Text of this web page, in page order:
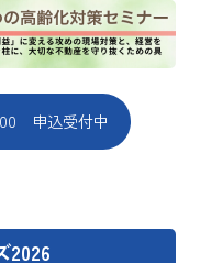
申込受付中
2026